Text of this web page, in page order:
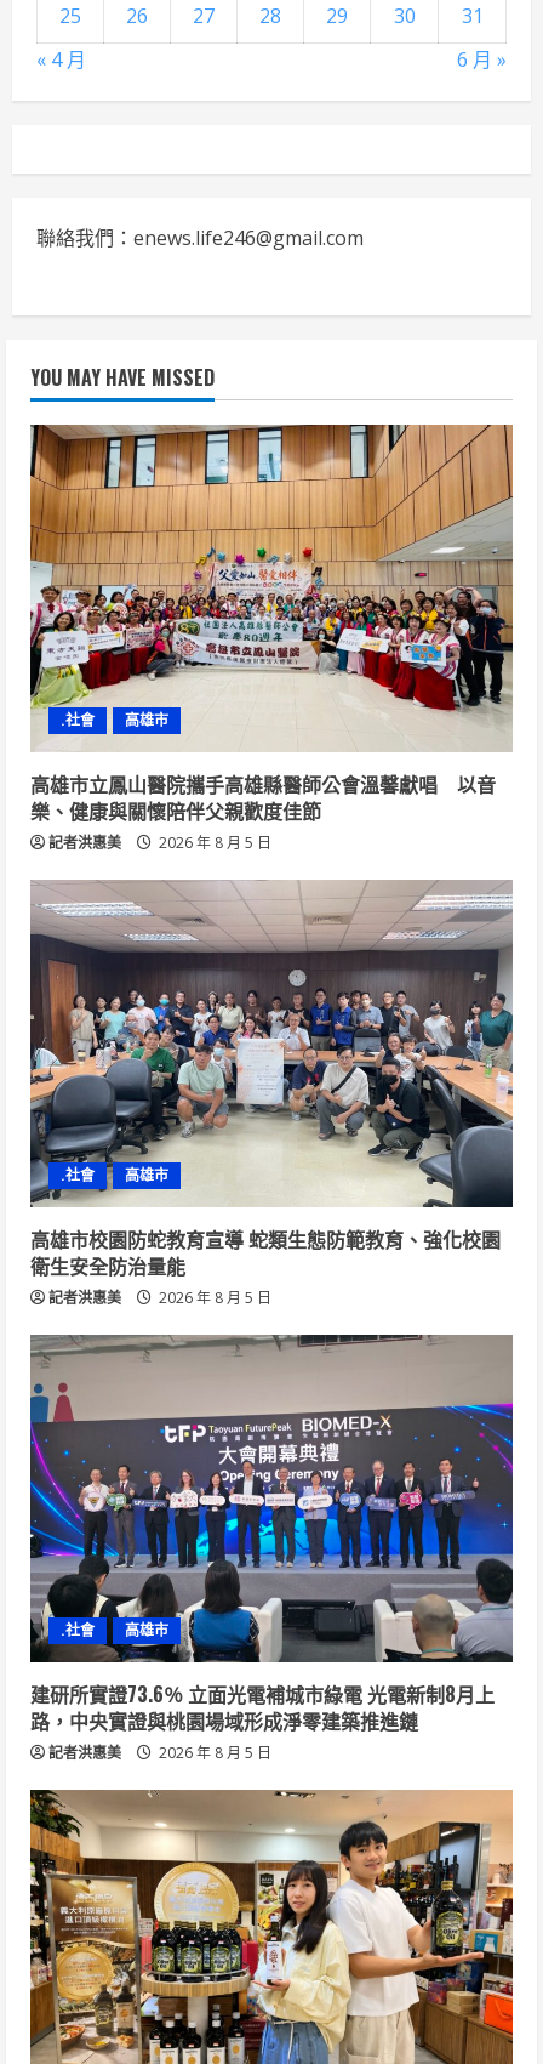
25
26 27 28 29 30
31
« 4 月
6 月 »
聯絡我們：enews.life246@gmail.com
YOU MAY HAVE MISSED
.社會 高雄市
高雄市立鳳山醫院攜手高雄縣醫師公會溫馨獻唱 以音
樂、健康與關懷陪伴父親歡度佳節
記者洪惠美 2026 年 8 月 5 日
.社會 高雄市
高雄市校園防蛇教育宣導 蛇類生態防範教育、強化校園
衛生安全防治量能
記者洪惠美 2026 年 8 月 5 日
.社會 高雄市
建研所實證73.6％ 立面光電補城市綠電 光電新制8月上
路，中央實證與桃園場域形成淨零建築推進鏈
記者洪惠美 2026 年 8 月 5 日